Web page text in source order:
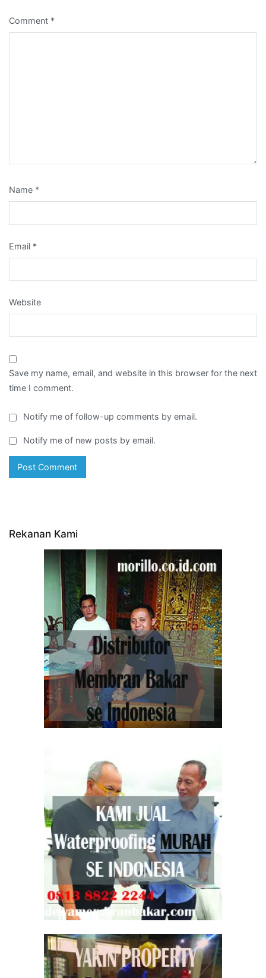
Comment *
Name *
Email *
Website
Save my name, email, and website in this browser for the next
time I comment.
Notify me of follow-up comments by email.
Notify me of new posts by email.
Rekanan Kami